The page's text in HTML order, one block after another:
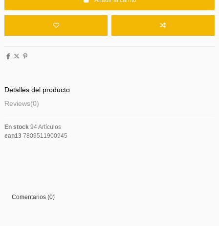
Detalles del producto
Reviews(0)
En stock 94 Artículos
ean13 7809511900945
Comentarios (0)